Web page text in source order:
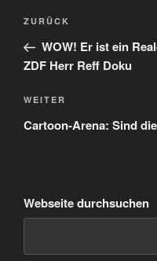
Beitragsnavigation
Vorheriger
Beitrag
ZURÜCK
WOW! Er ist ein
ZDF Herr Reff Doku
Nächster
Beitrag
WEITER
Cartoon-Arena: Sind
Webseite durchsuchen